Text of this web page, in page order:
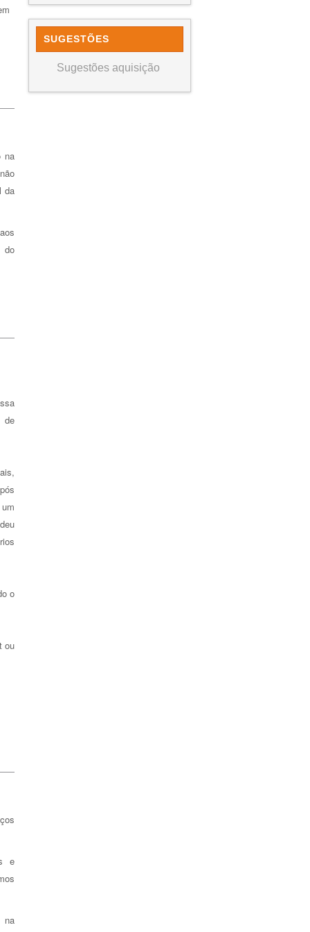
na
da
do
de
o
ou
e
na
SUGESTÕES
Sugestões aquisição